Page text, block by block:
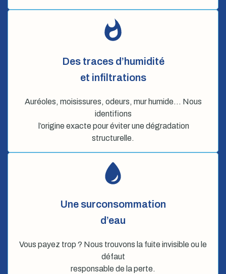
Des traces d’humidité
et infiltrations
Auréoles, moisissures, odeurs, mur humide… Nous
identifions
l’origine exacte pour éviter une dégradation
structurelle.
Une surconsommation
d’eau
Vous payez trop ? Nous trouvons la fuite invisible ou le
défaut
responsable de la perte.